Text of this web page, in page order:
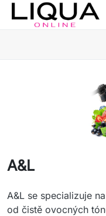
A&L
A&L se specializuje
od čistě ovocných